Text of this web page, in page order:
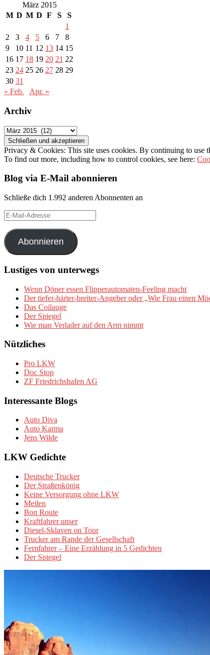
März 2015
M D M D F S
S
1
2
3 4 5 6 7
8
9
10 11 12 13 14 15
16 17 18 19 20 21 22
23 24 25 26 27 28 29
30 31
« Feb.
Apr. »
Archiv
Archiv
Privacy & Cookies: This site uses cookies. By continuing to use
To find out more, including how to control cookies, see here:
Blog via E-Mail abonnieren
Schließe dich 1.992 anderen Abonnenten an
E-
Mail-
Adresse
Abonnieren
Lustiges von unterwegs
Wenn Döner essen Flipperautomaten-Feeling macht
Der tiefer-härter-breiter-Angeber oder „Wie Frau einen
Das Coilauge
Der Spiegel
Wie man Verlader auf den Arm nimmt
Nützliches
Pro LKW
Doc Stop
ZF Friedrichshafen AG
Interessante Blogs
Auto Diva
Auto Karma
Jens Wilde
LKW Gedichte
Deutsche Trucker
Der Straßenkönig
Keine Versorgung ohne LKW
Meilen
Bon Route
Kraftfahrer unser
Diesel-Sklaven on Tour
Trucker am Rande der Gesellschaft
Fernfahrer – Eine Erzählung in 5 Gedichten
Der Spiegel